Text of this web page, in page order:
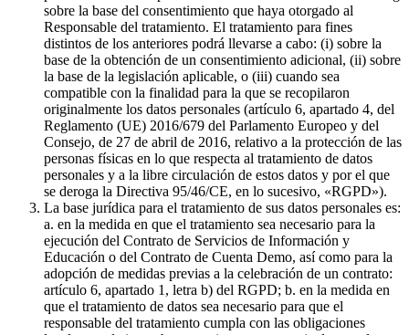
sobre la base del consentimiento que haya otorgado al
Responsable del tratamiento. El tratamiento para fines
distintos de los anteriores podrá llevarse a cabo: (i) sobre la
base de la obtención de un consentimiento adicional, (ii) sobre
la base de la legislación aplicable, o (iii) cuando sea
compatible con la finalidad para la que se recopilaron
originalmente los datos personales (artículo 6, apartado 4, del
Reglamento (UE) 2016/679 del Parlamento Europeo y del
Consejo, de 27 de abril de 2016, relativo a la protección de las
personas físicas en lo que respecta al tratamiento de datos
personales y a la libre circulación de estos datos y por el que
se deroga la Directiva 95/46/CE, en lo sucesivo, «RGPD»).
La base jurídica para el tratamiento de sus datos personales es:
a. en la medida en que el tratamiento sea necesario para la
ejecución del Contrato de Servicios de Información y
Educación o del Contrato de Cuenta Demo, así como para la
adopción de medidas previas a la celebración de un contrato:
artículo 6, apartado 1, letra b) del RGPD; b. en la medida en
que el tratamiento de datos sea necesario para que el
responsable del tratamiento cumpla con las obligaciones